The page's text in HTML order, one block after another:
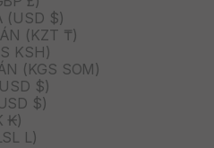
(USD $)
(KZT ₸)
KSH)
(KGS SOM)
$)
$)
₭)
L)